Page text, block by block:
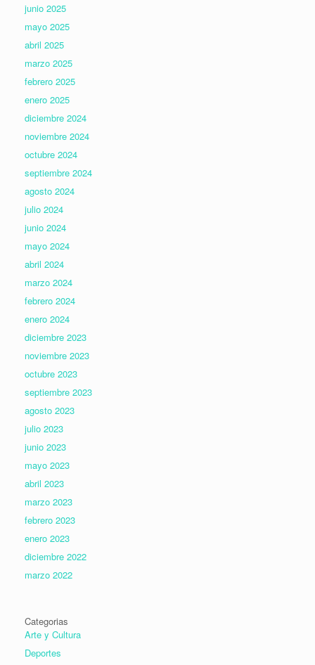
junio 2025
mayo 2025
abril 2025
marzo 2025
febrero 2025
enero 2025
diciembre 2024
noviembre 2024
octubre 2024
septiembre 2024
agosto 2024
julio 2024
junio 2024
mayo 2024
abril 2024
marzo 2024
febrero 2024
enero 2024
diciembre 2023
noviembre 2023
octubre 2023
septiembre 2023
agosto 2023
julio 2023
junio 2023
mayo 2023
abril 2023
marzo 2023
febrero 2023
enero 2023
diciembre 2022
marzo 2022
Categorias
Arte y Cultura
Deportes